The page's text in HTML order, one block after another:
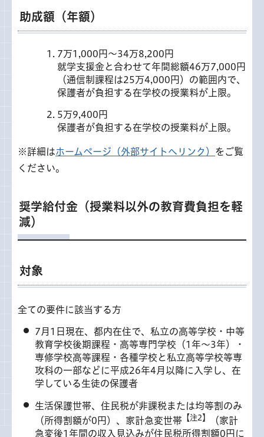
助成額（年額）
7万1,000円～34万8,200円
就学支援金と合わせて年間総額46万7,000円
（通信制課程は25万4,000円）の範囲内で、
保護者が負担する在学校の授業料が上限。
5万9,400円
保護者が負担する在学校の授業料が上限。
※詳細はホームページ（外部サイトへリンク） をご覧
ください。
奨学給付金（授業料以外の教育費負担を軽
減）
対象
全ての要件に該当する方
7月1日現在、都内在住で、私立の高等学校・中等
教育学校後期課程・高等専門学校（1年～3年）・
専修学校高等課程・各種学校と私立高等学校等専
攻科の一部などに平成26年4月以降に入学し、在
学している生徒の保護者
生活保護世帯、住民税が非課税または均等割のみ
（所得割額が0円）、家計急変世帯 【注2】
（家計
急変後1年間の収入見込みが住民税所得割額0円に